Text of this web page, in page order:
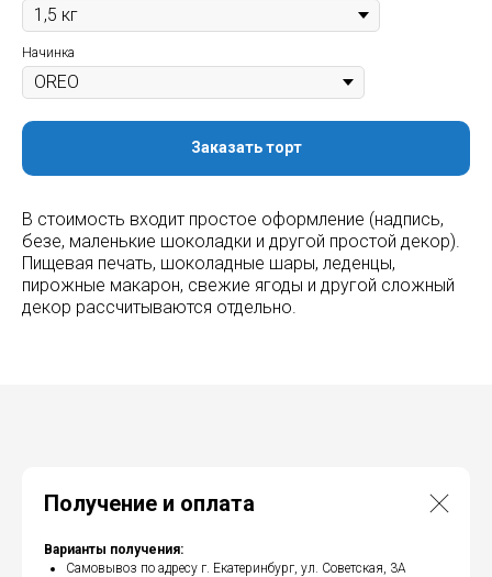
Начинка
Заказать торт
В стоимость входит простое оформление (надпись,
безе, маленькие шоколадки и другой простой декор).
Пищевая печать, шоколадные шары, леденцы,
пирожные макарон, свежие ягоды и другой сложный
декор рассчитываются отдельно.
Получение и оплата
Варианты получения:
Самовывоз по адресу г. Екатеринбург, ул. Советская, 3А